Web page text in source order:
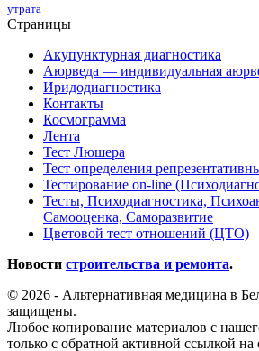
утрата
Страницы
Акупунктурная диагностика
Аюрведа — индивидуальная
Иридодиагностика
Контакты
Космограмма
Лента
Тест Люшера
Тест определения
Тестирование on-line
Тесты, Психодиагностика,
Самооценка, Саморазвитие
Цветовой тест отношений (ЦТО)
Новости строительства и ремонта.
© 2026 - Альтернативная медицина в
защищены.
Любое копирование материалов с
только с обратной активной ссылкой на